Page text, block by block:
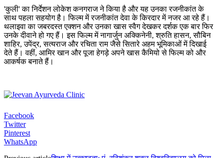
'कुली' का निर्देशन लोकेश कनगराज ने किया है और यह उनका रजनीकांत के
साथ पहला सहयोग है। फिल्म में रजनीकांत देवा के किरदार में नजर आ रहे हैं।
थलाइवा का जबरदस्त एक्शन और उनका खास स्वैग देखकर दर्शक एक बार फिर
उनके दीवाने हो गए हैं। इस फिल्म में नागार्जुन अक्किनेनी, श्रुति हासन, सौबिन
शाहिर, उपेंद्र, सत्यराज और रचिता राम जैसे सितारे अहम भूमिकाओं में दिखाई
देते हैं। वहीं, आमिर खान और पूजा हेगड़े अपने खास कैमियो से फिल्म को और
आकर्षक बनाते हैं।
Facebook
Twitter
Pinterest
WhatsApp